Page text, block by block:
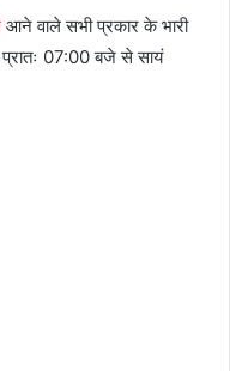
आने वाले सभी प्रकार के भारी
07:00 बजे से सायं